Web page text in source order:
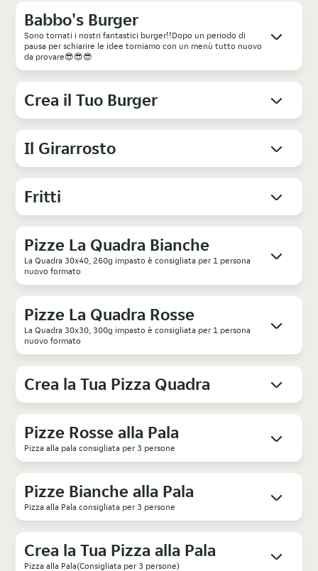
Babbo's Burger
Sono tornati i nostri fantastici burger!!Dopo un periodo di
pausa per schiarire le idee torniamo con un menù tutto nuovo
da provare😎😎😎
Crea il Tuo Burger
Il Girarrosto
Fritti
Pizze La Quadra Bianche
La Quadra 30x40, 260g impasto è consigliata per 1 persona
nuovo formato
Pizze La Quadra Rosse
La Quadra 30x30, 300g impasto è consigliata per 1 persona
nuovo formato
Crea la Tua Pizza Quadra
Pizze Rosse alla Pala
Pizza alla pala consigliata per 3 persone
Pizze Bianche alla Pala
Pizza alla Pala consigliata per 3 persone
Crea la Tua Pizza alla Pala
Pizza alla Pala(Consigliata per 3 persone)